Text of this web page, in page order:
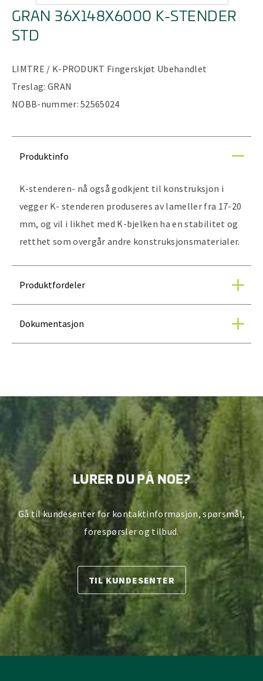
GRAN 36X148X6000 K-STENDER
STD
LIMTRE / K-PRODUKT Fingerskjøt Ubehandlet
Treslag: GRAN
NOBB-nummer:52565024
Produktinfo
K-stenderen- nå også godkjent til konstruksjon i
vegger K- stenderen produseres av lameller fra 17-20
mm, og vil i likhet med K-bjelken ha en stabilitet og
retthet som overgår andre konstruksjonsmaterialer.
Produktfordeler
Dokumentasjon
LURER DU PÅ NOE?
Gå til kundesenter for kontaktinformasjon, spørsmål,
forespørsler og tilbud.
TIL KUNDESENTER